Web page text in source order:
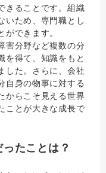
きることです。組織
いため、専門職とし
できます。
害分野など複数の分
を得て、知識をもと
した。さらに、会社
自身の物事に対する
からこそ見える世界
ことが大きな成長で
たことは？